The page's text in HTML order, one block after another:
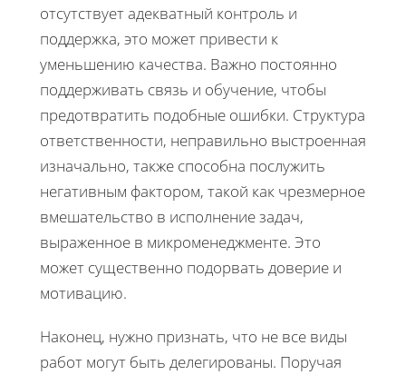
отсутствует адекватный контроль и
поддержка, это может привести к
уменьшению качества. Важно постоянно
поддерживать связь и обучение, чтобы
предотвратить подобные ошибки. Структура
ответственности, неправильно выстроенная
изначально, также способна послужить
негативным фактором, такой как чрезмерное
вмешательство в исполнение задач,
выраженное в микроменеджменте. Это
может существенно подорвать доверие и
мотивацию.
Наконец, нужно признать, что не все виды
работ могут быть делегированы. Поручая